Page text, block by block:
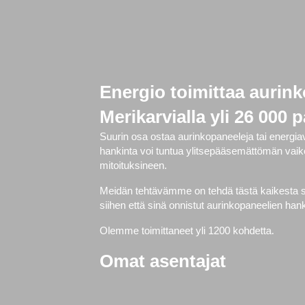
Energio toimittaa
Merikarvialla yli 26 000
Suurin osa ostaa aurinkopaneeleja tai
hankinta voi tuntua ylitsepääsemättömän
mitoituksineen.
Meidän tehtävämme on tehdä tästä kaikesta
siihen että sinä onnistut aurinkopaneelien
Olemme toimittaneet yli 1200 kohdetta.
Omat asentajat